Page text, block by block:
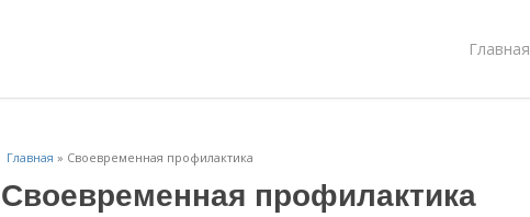
Главная
Главная » Своевременная профилактика
Своевременная профилактика